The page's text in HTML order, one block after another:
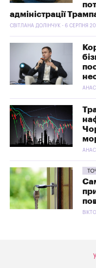
адміністрації
СВІТЛАНА ДОЛІНЧУК - 6 СЕРПНЯ